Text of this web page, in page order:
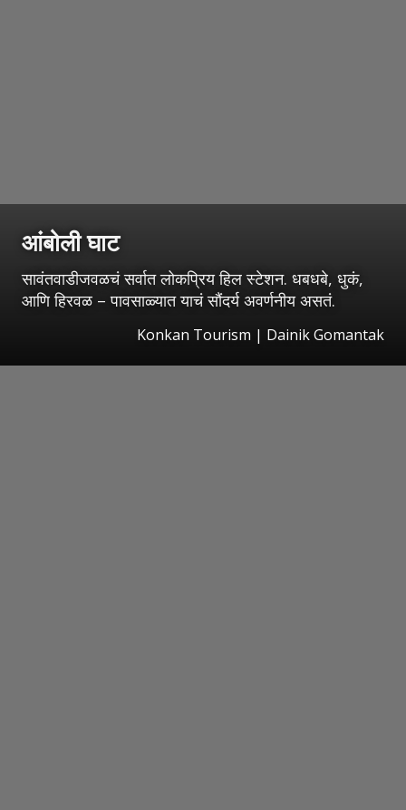
आंबोली घाट
सावंतवाडीजवळचं सर्वात लोकप्रिय हिल स्टेशन. धबधबे, धुकं,
आणि हिरवळ – पावसाळ्यात याचं सौंदर्य अवर्णनीय असतं.
Konkan Tourism | Dainik Gomantak